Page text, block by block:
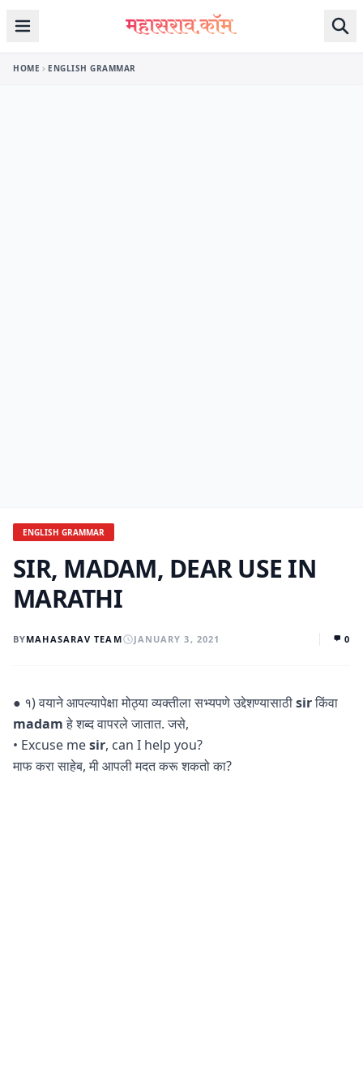
Skip to content
HOME ENGLISH GRAMMAR
ENGLISH GRAMMAR
SIR, MADAM, DEAR USE IN
MARATHI
BYMAHASARAV TEAM JANUARY 3, 2021 0
● १) वयाने आपल्यापेक्षा मोठ्या व्यक्तीला सभ्यपणे उद्देशण्यासाठीsirकिंवा
madamहे शब्द वापरले जातात. जसे,
• Excuse mesir, can I help you?
माफ करा साहेब, मी आपली मदत करू शकतो का?